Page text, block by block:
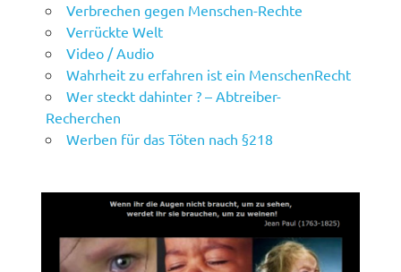
Verbrechen gegen Menschen-Rechte
Verrückte Welt
Video / Audio
Wahrheit zu erfahren ist ein MenschenRecht
Wer steckt dahinter ? – Abtreiber-
Recherchen
Werben für das Töten nach §218